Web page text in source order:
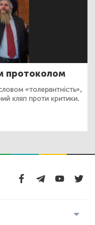
протоколом
«толерантність»,
кляп проти критики.